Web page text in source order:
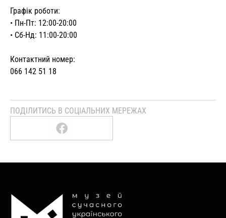
Графік роботи:
• Пн-Пт: 12:00-20:00
• Сб-Нд: 11:00-20:00
Контактний номер:
066 142 51 18
ПОДІЛИТИСЬ В СОЦІАЛЬНИХ МЕРЕЖАХ